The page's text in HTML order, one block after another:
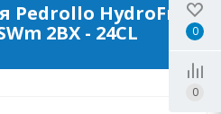
Pedrollo HydroFresh
2BX - 24CL
0
0